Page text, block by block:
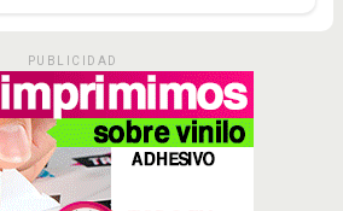
PUBLICIDAD